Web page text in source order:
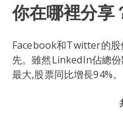
你在哪裡分享
Facebook和Twitter的股
先。雖然LinkedIn佔總
最大,股票同比增長94%。